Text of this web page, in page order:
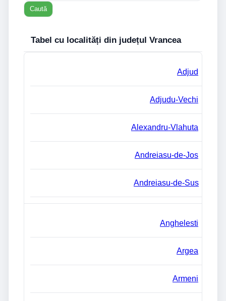
Caută
Tabel cu localități din județul Vrancea
Adjud
Adjudu-Vechi
Alexandru-Vlahuta
Andreiasu-de-Jos
Andreiasu-de-Sus
Anghelesti
Argea
Armeni